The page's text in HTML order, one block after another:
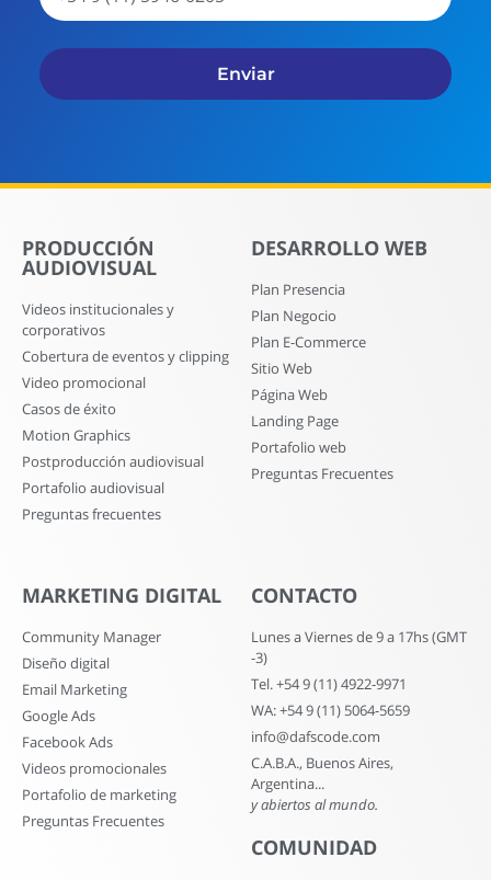
Enviar
PRODUCCIÓN
AUDIOVISUAL
Videos institucionales y
corporativos
Cobertura de eventos y clipping
Video promocional
Casos de éxito
Motion Graphics
Postproducción audiovisual
Portafolio audiovisual
Preguntas frecuentes
DESARROLLO WEB
Plan Presencia
Plan Negocio
Plan E-Commerce
Sitio Web
Página Web
Landing Page
Portafolio web
Preguntas Frecuentes
MARKETING DIGITAL
Community Manager
Diseño digital
Email Marketing
Google Ads
Facebook Ads
Videos promocionales
Portafolio de marketing
Preguntas Frecuentes
CONTACTO
Lunes a Viernes de 9 a 17hs (GMT
-3)
Tel. +54 9 (11) 4922-9971
WA: +54 9 (11) 5064-5659
info@dafscode.com
C.A.B.A., Buenos Aires,
Argentina...
y abiertos al mundo.
COMUNIDAD